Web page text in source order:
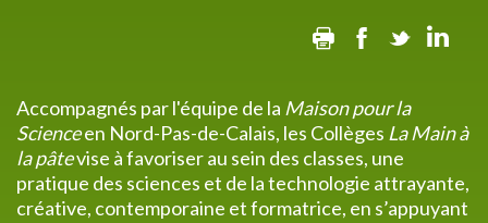
Print Facebook
Twitter
Accompagnés par l'équipe de la Maison pour la
Scienceen Nord-Pas-de-Calais, les Collèges La Main à
la pâtevise à favoriser au sein des classes, une
pratique des sciences et de la technologie attrayante,
créative, contemporaine et formatrice, en s’appuyant